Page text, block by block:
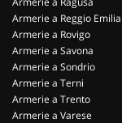
Armerie a Reggio Emilia
Armerie a Rovigo
Armerie a Savona
Armerie a Sondrio
Armerie a Terni
Armerie a Trento
Armerie a Varese